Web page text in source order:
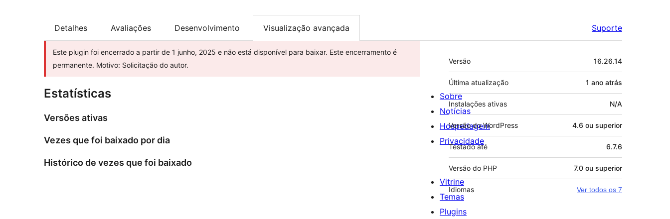
Detalhes Avaliações Desenvolvimento Visualização avançada Suporte
Este plugin foi encerrado a partir de 1 junho, 2025 e não está disponível para baixar. Este encerramento é
permanente. Motivo: Solicitação do autor.
Estatísticas
Versões ativas
Vezes que foi baixado por dia
Histórico de vezes que foi baixado
Meta
Versão 16.26.14
Última atualização 1 ano atrás
Instalações ativas N/A
Versão do WordPress 4.6 ou superior
Testado até 6.7.6
Versão do PHP 7.0 ou superior
Idiomas Ver todos os 7
Sobre
Notícias
Hospedagem
Privacidade
Vitrine
Temas
Plugins